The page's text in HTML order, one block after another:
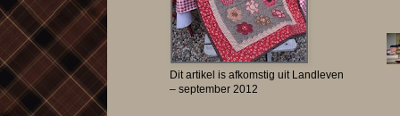
Dit artikel is afkomstig uit Landleven
– september 2012